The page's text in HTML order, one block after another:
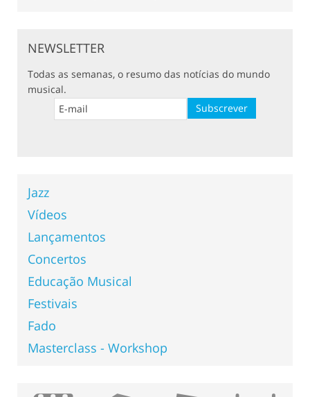
NEWSLETTER
Todas as semanas, o resumo das notícias do mundo
musical.
Jazz
Vídeos
Lançamentos
Concertos
Educação Musical
Festivais
Fado
Masterclass - Workshop